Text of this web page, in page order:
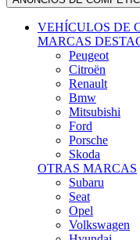
VEHÍCULOS DE
MARCAS
Peugeot
Citroën
Renault
Bmw
Mitsubishi
Ford
Porsche
Skoda
OTRAS MARCAS
Subaru
Seat
Opel
Volkswagen
Hyundai
Fiat, Alfa